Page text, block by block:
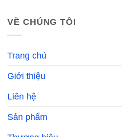
VỀ CHÚNG TÔI
Trang chủ
Giới thiệu
Liên hệ
Sản phẩm